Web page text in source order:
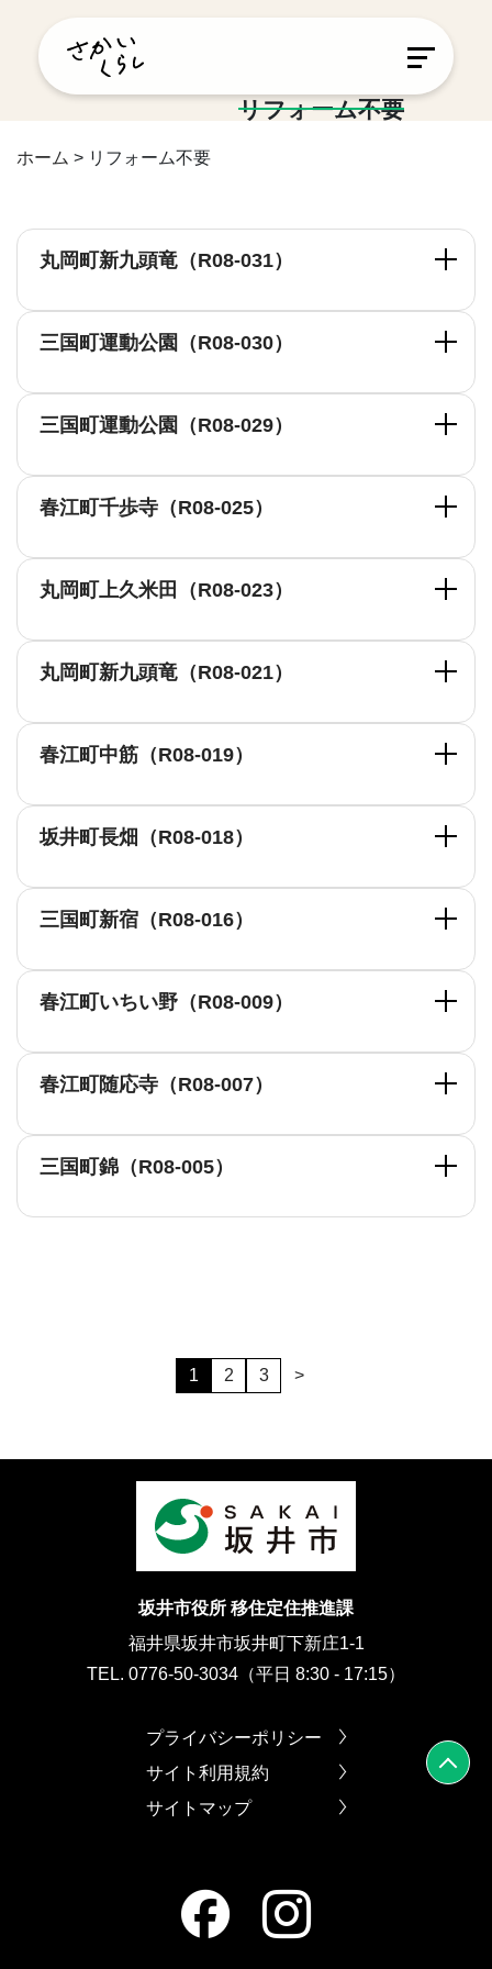
リフォーム不要
ホーム > リフォーム不要
丸岡町新九頭竜（R08-031）
三国町運動公園（R08-030）
三国町運動公園（R08-029）
春江町千歩寺（R08-025）
丸岡町上久米田（R08-023）
丸岡町新九頭竜（R08-021）
春江町中筋（R08-019）
坂井町長畑（R08-018）
三国町新宿（R08-016）
春江町いちい野（R08-009）
春江町随応寺（R08-007）
三国町錦（R08-005）
1 2 3 >
坂井市役所 移住定住推進課
福井県坂井市坂井町下新庄1-1
TEL. 0776-50-3034（平日 8:30 - 17:15）
プライバシーポリシー
サイト利用規約
サイトマップ